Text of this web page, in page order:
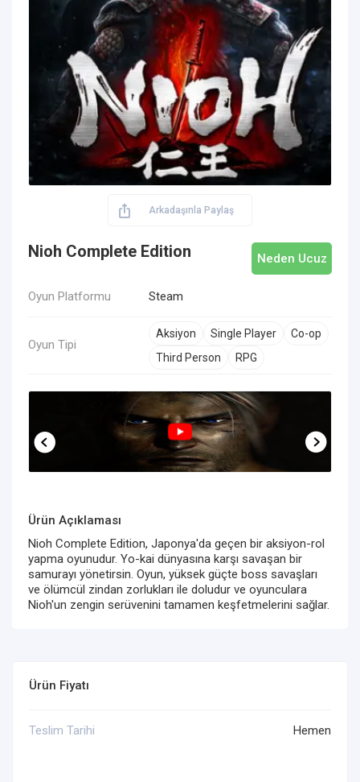
Arkadaşınla Paylaş
Neden Ucuz
Nioh Complete Edition
Oyun Platformu Steam
Oyun Tipi
Aksiyon Single Player
Co-op
Third Person
RPG
Ürün Açıklaması
Nioh Complete Edition, Japonya'da geçen bir aksiyon-rol
yapma oyunudur. Yo-kai dünyasına karşı savaşan bir
samurayı yönetirsin. Oyun, yüksek güçte boss savaşları
ve ölümcül zindan zorlukları ile doludur ve oyunculara
Nioh'un zengin serüvenini tamamen keşfetmelerini sağlar.
Ürün Fiyatı
Teslim Tarihi Hemen